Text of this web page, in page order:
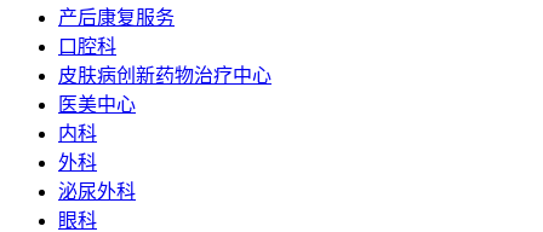
产后康复服务
口腔科
皮肤病创新药物治疗中心
医美中心
内科
外科
泌尿外科
眼科